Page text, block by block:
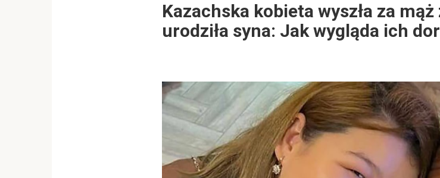
Kazachska kobieta wyszła za
urodziła syna: Jak wygląda ich